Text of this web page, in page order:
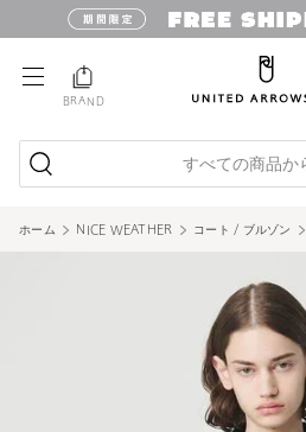
BRAND
すべての商品か
ホーム NICE WEATHER コート / ブルゾン